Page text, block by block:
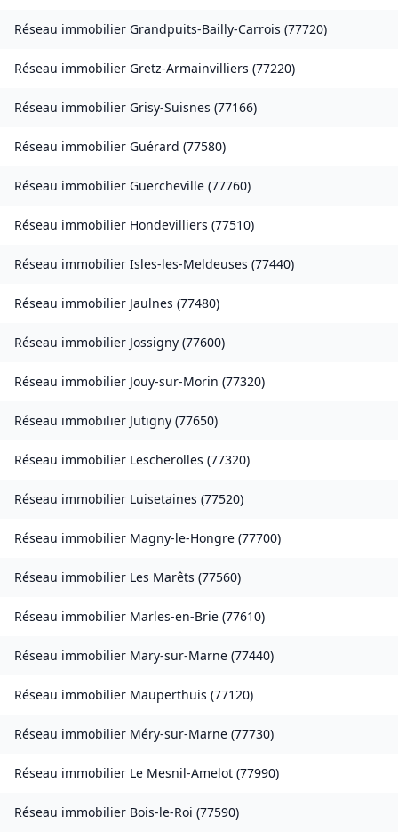
Réseau immobilier Grandpuits-Bailly-Carrois (77720)
Réseau immobilier Gretz-Armainvilliers (77220)
Réseau immobilier Grisy-Suisnes (77166)
Réseau immobilier Guérard (77580)
Réseau immobilier Guercheville (77760)
Réseau immobilier Hondevilliers (77510)
Réseau immobilier Isles-les-Meldeuses (77440)
Réseau immobilier Jaulnes (77480)
Réseau immobilier Jossigny (77600)
Réseau immobilier Jouy-sur-Morin (77320)
Réseau immobilier Jutigny (77650)
Réseau immobilier Lescherolles (77320)
Réseau immobilier Luisetaines (77520)
Réseau immobilier Magny-le-Hongre (77700)
Réseau immobilier Les Marêts (77560)
Réseau immobilier Marles-en-Brie (77610)
Réseau immobilier Mary-sur-Marne (77440)
Réseau immobilier Mauperthuis (77120)
Réseau immobilier Méry-sur-Marne (77730)
Réseau immobilier Le Mesnil-Amelot (77990)
Réseau immobilier Bois-le-Roi (77590)